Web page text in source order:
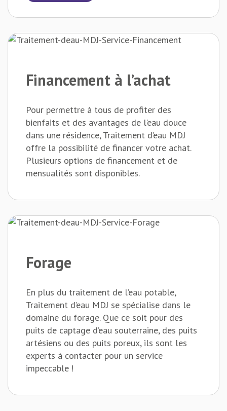
Financement à l’achat
Pour permettre à tous de profiter des
bienfaits et des avantages de l’eau douce
dans une résidence, Traitement d’eau MDJ
offre la possibilité de financer votre achat.
Plusieurs options de financement et de
mensualités sont disponibles.
Forage
En plus du traitement de l’eau potable,
Traitement d’eau MDJ se spécialise dans le
domaine du forage. Que ce soit pour des
puits de captage d’eau souterraine, des puits
artésiens ou des puits poreux, ils sont les
experts à contacter pour un service
impeccable !